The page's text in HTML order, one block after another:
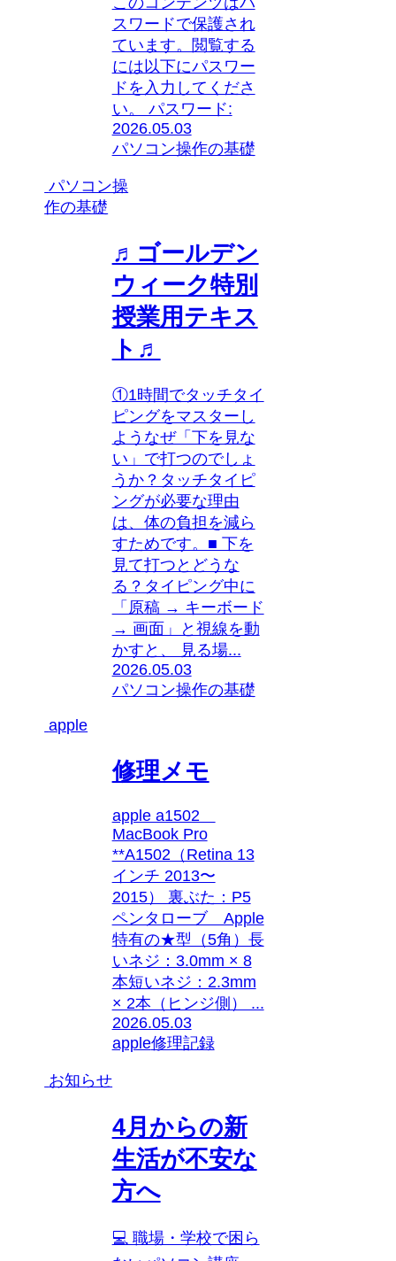
スワードで保護され
ています。閲覧する
には以下にパスワー
ドを入力してくださ
い。 パスワード:
2026.05.03
パソコン操作の基礎
パソコン操
作の基礎
♬ゴールデン
ウィーク特別
授業用テキス
ト♬
①1時間でタッチタイ
ピングをマスターし
ようなぜ「下を見な
い」で打つのでしょ
うか？タッチタイピ
ングが必要な理由
は、体の負担を減ら
すためです。■ 下を
見て打つとどうな
る？タイピング中に
「原稿 → キーボード
→ 画面」と視線を動
かすと、 見る場...
2026.05.03
パソコン操作の基礎
apple
修理メモ
apple a1502
MacBook Pro
**A1502（Retina 13
インチ 2013〜
2015） 裏ぶた：P5
ペンタローブ Apple
特有の★型（5角）長
いネジ：3.0mm × 8
本短いネジ：2.3mm
× 2本（ヒンジ側） ...
2026.05.03
apple修理記録
お知らせ
4月からの新
生活が不安な
方へ
💻 職場・学校で困ら